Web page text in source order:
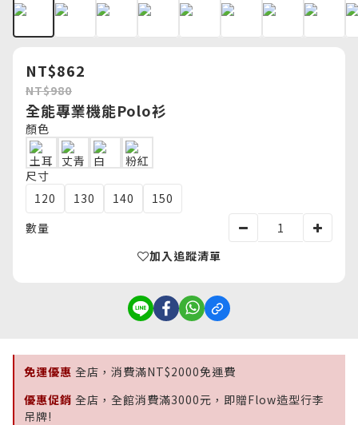
NT$862
NT$980
全能專業機能Polo衫
顏色
尺寸
120
130 140
150
數量
加入追蹤清單
免運優惠 全店，消費滿NT$2000免運費
優惠促銷 全店，全館消費滿3000元，即贈Flow造型行李
吊牌!